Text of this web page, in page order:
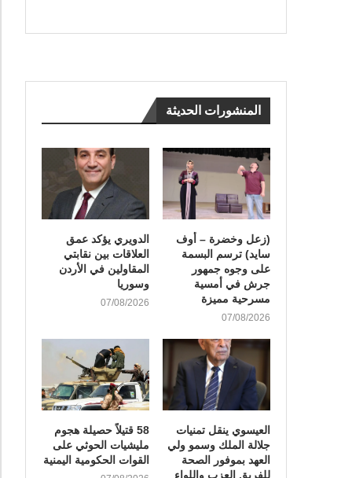
المنشورات الحديثة
(زعل وخضرة – أوف
سايد) ترسم البسمة
على وجوه جمهور
جرش في أمسية
مسرحية مميزة
07/08/2026
الدويري يؤكد عمق
العلاقات بين نقابتي
المقاولين في الأردن
وسوريا
07/08/2026
العيسوي ينقل تمنيات
جلالة الملك وسمو ولي
العهد بموفور الصحة
للفريق العزب واللواء
58 قتيلاً حصيلة هجوم
مليشيات الحوثي على
القوات الحكومية اليمنية